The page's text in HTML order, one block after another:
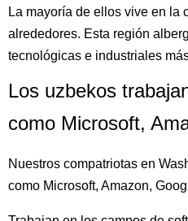
La mayoría de ellos vive en la
alrededores. Esta región
tecnológicas e industriales
Los uzbekos
como Microsoft,
Nuestros compatriotas en
como Microsoft, Amazon,